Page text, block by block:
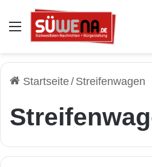
Auswahl
Startseite/ Streifenwagen